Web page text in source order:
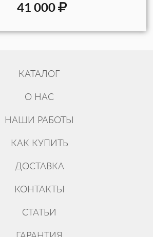
41 000
КАТАЛОГ
О НАС
НАШИ РАБОТЫ
КАК КУПИТЬ
ДОСТАВКА
КОНТАКТЫ
СТАТЬИ